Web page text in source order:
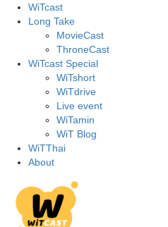
Skip
WiTcast
Long Take
MovieCast
ThroneCast
WiTcast Special
WiTshort
WiTdrive
Live event
WiTamin
WiT Blog
WiTThai
About